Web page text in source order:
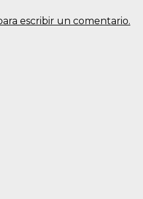
escribir un comentario.